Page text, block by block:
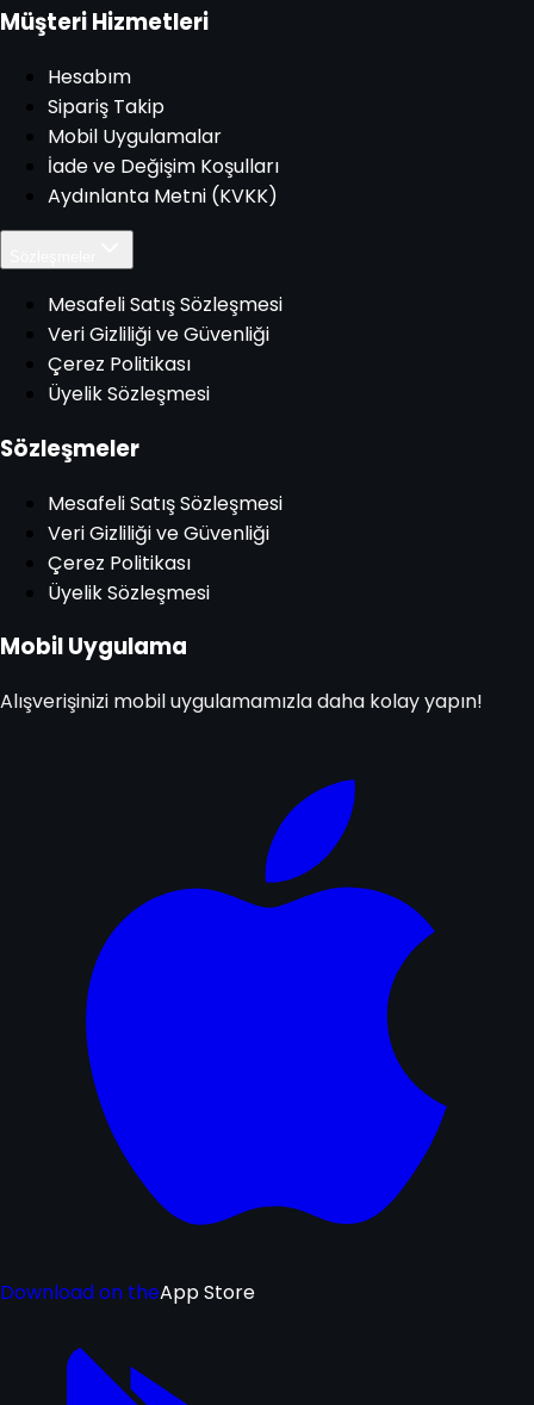
Müşteri Hizmetleri
Hesabım
Sipariş Takip
Mobil Uygulamalar
İade ve Değişim Koşulları
Aydınlanta Metni (KVKK)
Mesafeli Satış Sözleşmesi
Veri Gizliliği ve Güvenliği
Çerez Politikası
Üyelik Sözleşmesi
Sözleşmeler
Mesafeli Satış Sözleşmesi
Veri Gizliliği ve Güvenliği
Çerez Politikası
Üyelik Sözleşmesi
Mobil Uygulama
Alışverişinizi mobil uygulamamızla daha kolay yapın!
Download on theApp Store